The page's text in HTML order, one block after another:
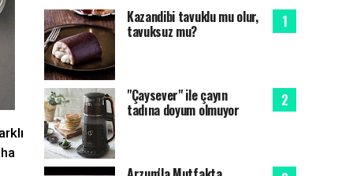
Kazandibi tavuklu mu olur,
tavuksuz mu?
"Çaysever" ile çayın
tadına doyum olmuyor